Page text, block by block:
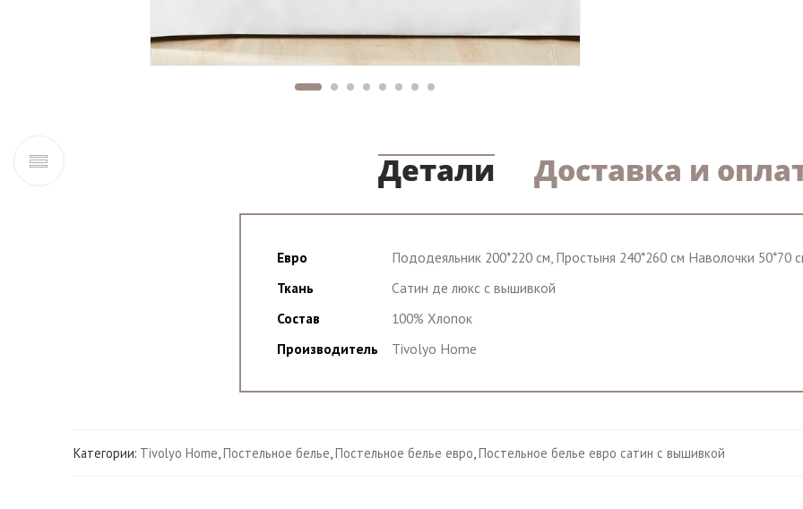
Детали Доставка и
Евро
Пододеяльник 200*220 см, Простыня 240*260 см Наволочки 50*70
Ткань
Сатин де люкс с вышивкой
Состав
100% Хлопок
Производитель
Tivolyo Home
Категории: Tivolyo Home,Постельное белье,Постельное белье евро,Постельное белье евро сатин с вышивкой